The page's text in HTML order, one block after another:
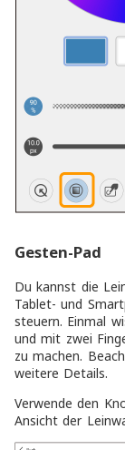
Gesten-Pad
Du kannst die
Tablet- und
steuern. Einmal
und mit zwei
zu machen.
weitere Details.
Verwende den
Ansicht der